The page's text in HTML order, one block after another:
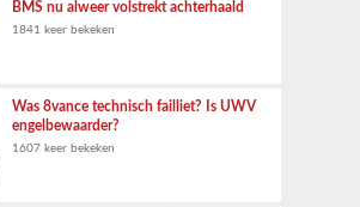
BMS nu alweer volstrekt achterhaald
1841 keer bekeken
Was 8vance technisch failliet? Is UWV
engelbewaarder?
1607 keer bekeken